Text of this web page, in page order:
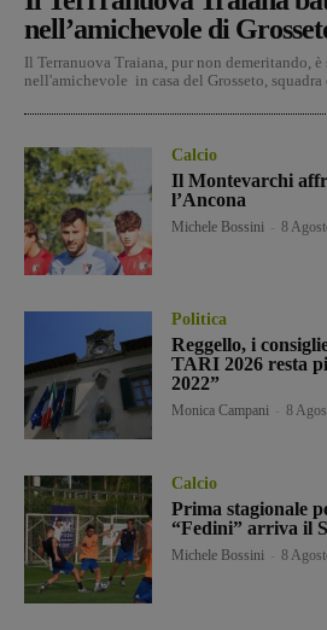
nell’amichevole di
Il Terranuova Traiana, pur non demeritando, è
nell'amichevole in casa del Grosseto, squadra
Calcio
Il Montevarchi
l’Ancona
Michele Bossini 8
Politica
Reggello, i
TARI 2026 resta
2022”
Monica Campani 8
Calcio
Prima stagionale
“Fedini” arriva il
Michele Bossini 8